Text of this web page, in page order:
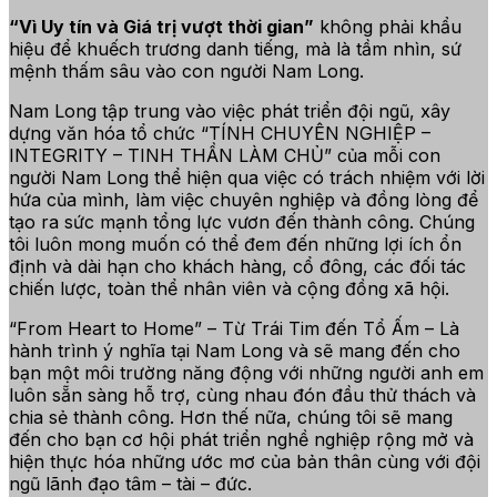
“Vì Uy tín và Giá trị vượt thời gian” không phải khẩu
hiệu để khuếch trương danh tiếng, mà là tầm nhìn, sứ
mệnh thấm sâu vào con người Nam Long.
Nam Long tập trung vào việc phát triển đội ngũ, xây
dựng văn hóa tổ chức “TÍNH CHUYÊN NGHIỆP –
INTEGRITY – TINH THẦN LÀM CHỦ” của mỗi con
người Nam Long thể hiện qua việc có trách nhiệm với lời
hứa của mình, làm việc chuyên nghiệp và đồng lòng để
tạo ra sức mạnh tổng lực vươn đến thành công. Chúng
tôi luôn mong muốn có thể đem đến những lợi ích ổn
định và dài hạn cho khách hàng, cổ đông, các đối tác
chiến lược, toàn thể nhân viên và cộng đồng xã hội.
“From Heart to Home” – Từ Trái Tim đến Tổ Ấm – Là
hành trình ý nghĩa tại Nam Long và sẽ mang đến cho
bạn một môi trường năng động với những người anh em
luôn sẵn sàng hỗ trợ, cùng nhau đón đầu thử thách và
chia sẻ thành công. Hơn thế nữa, chúng tôi sẽ mang
đến cho bạn cơ hội phát triển nghề nghiệp rộng mở và
hiện thực hóa những ước mơ của bản thân cùng với đội
ngũ lãnh đạo tâm – tài – đức.